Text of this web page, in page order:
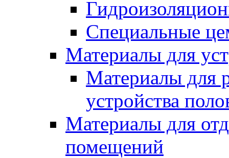
Специальные
Материалы для
Материалы для
устройства
Материалы для
помещений